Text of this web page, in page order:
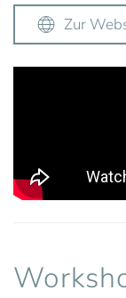
Zur